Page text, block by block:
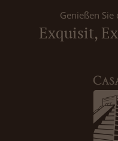
Genießen Sie
Exquisit,